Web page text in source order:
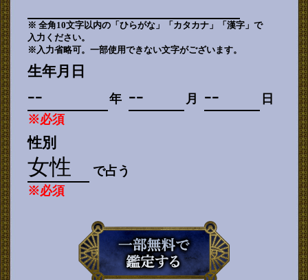
※ 全角10文字以内の「ひらがな」「カタカナ」「漢字」で
入力ください。
※入力省略可。一部使用できない文字がございます。
生年月日
年 月
日
※必須
性別
で占う
※必須